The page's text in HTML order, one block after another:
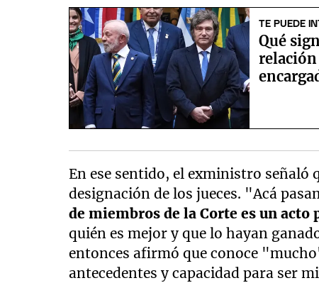
of
11
minutes,
34
secondsVolume
90%
TE PUEDE
Qué
En ese sentido, el exministro señaló
designación de los jueces. "Acá
de miembros de la Corte es un acto
quién es mejor y que lo hayan
entonces afirmó que conoce
antecedentes y capacidad para ser